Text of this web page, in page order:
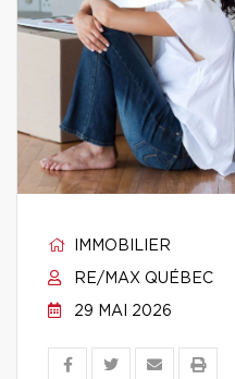
IMMOBILIER
RE/MAX QUÉBEC
29 MAI 2026